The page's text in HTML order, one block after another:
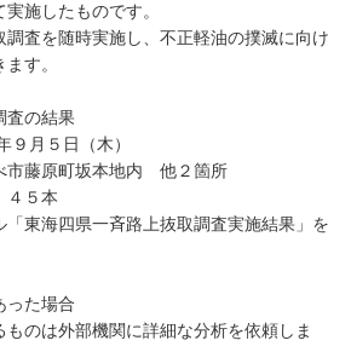
施したものです。
査を随時実施し、不正軽油の撲滅に向け
す。
査の結果
月５日（木）
藤原町坂本地内 他２箇所
５本
東海四県一斉路上抜取調査実施結果」を
った場合
のは外部機関に詳細な分析を依頼しま